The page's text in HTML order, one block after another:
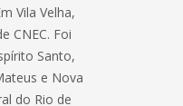
Vila Velha,
CNEC. Foi
Santo,
e Nova
do Rio de